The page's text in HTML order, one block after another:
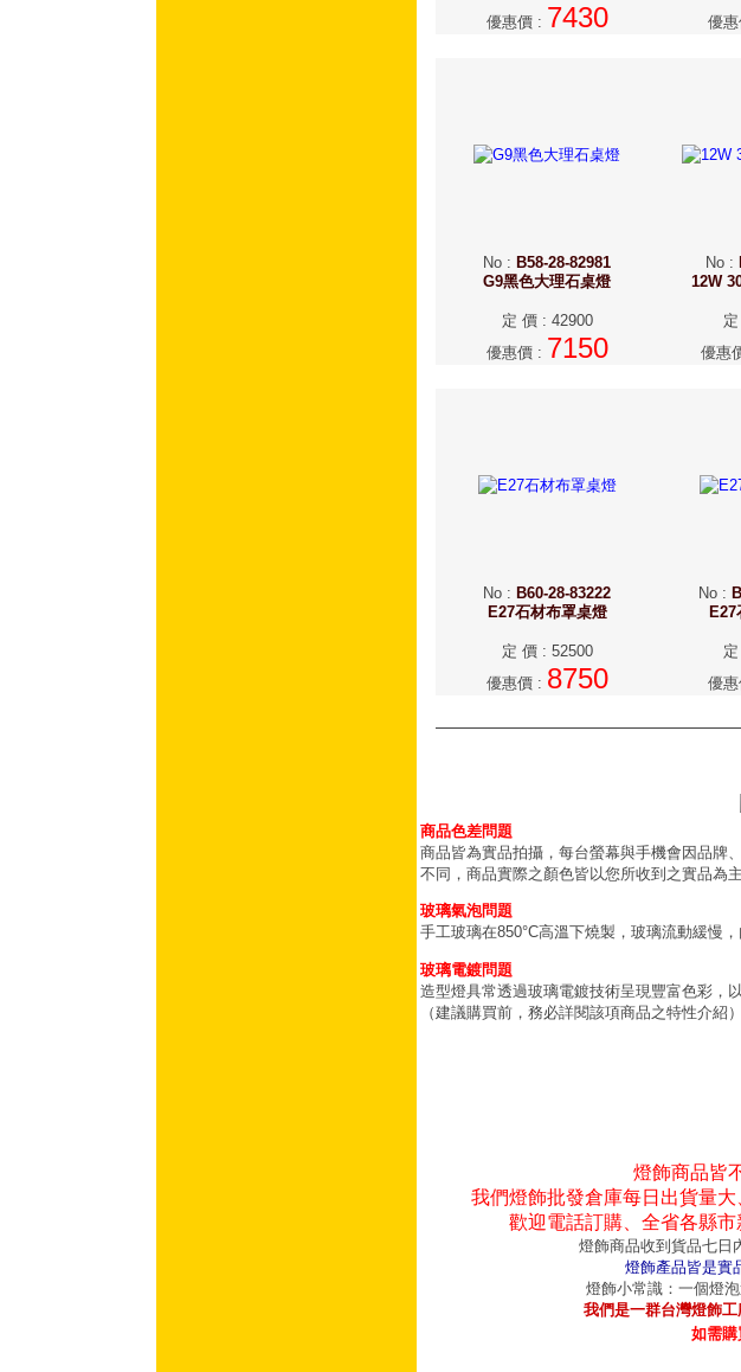
優惠價: 7430
優
No : B58-28-82981
G9黑色大理石桌燈
定 價: 42900
優惠價: 7150
No:
12W
優惠
No : B60-28-83222
E27石材布罩桌燈
定 價: 52500
優惠價: 8750
No :
優
商品色差問題
商品皆為實品拍攝，每台螢幕與手機會因品牌
不同，商品實際之顏色皆以您所收到之實品為主
玻璃氣泡問題
手工玻璃在850°C高溫下燒製，玻璃流動緩慢
玻璃電鍍問題
造型燈具常透過玻璃電鍍技術呈現豐富色彩，
（建議購買前，務必詳閱該項商品之特性介紹）
燈飾商品皆
我們燈飾批發倉庫每日出貨量
歡迎電話訂購、全省各縣
燈飾商品收到貨品七日
燈飾產品皆是實
燈飾小常識：一個燈
我們是一群台灣燈飾
如需購